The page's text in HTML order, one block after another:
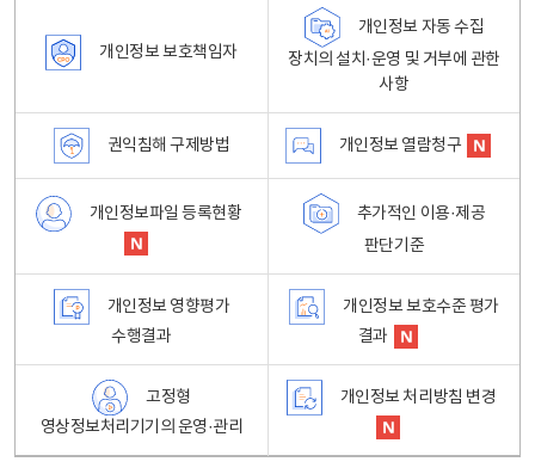
개인정보 보호책임자
개인정보 자동 수집
장치의 설치·운영 및 거부에 관한
사항
권익침해 구제방법 개인정보 열람청구
개인정보파일 등록현황
추가적인 이용·제공
판단기준
개인정보 영향평가
수행결과
개인정보 보호수준 평가
결과
고정형
영상정보처리기기의 운영·관리
개인정보 처리방침 변경